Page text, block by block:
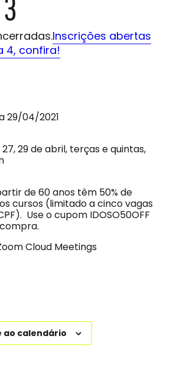
Inscrições abertas
4, confira!
29/04/2021
27, 29 de abril, terças e quintas,
de 60 anos têm 50% de
cursos (limitado a cinco vagas
Use o cupom IDOSO50OFF
Cloud Meetings
ao calendário